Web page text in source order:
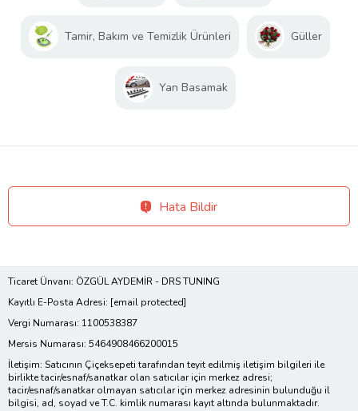
Tamir, Bakım ve Temizlik Ürünleri Güller
Yan Basamak
Hata Bildir
Ticaret Ünvanı: ÖZGÜL AYDEMİR - DRS TUNING
Kayıtlı E-Posta Adresi: [email protected]
Vergi Numarası: 1100538387
Mersis Numarası: 5464908466200015
İletişim: Satıcının Çiçeksepeti tarafından teyit edilmiş iletişim bilgileri ile
birlikte tacir/esnaf/sanatkar olan satıcılar için merkez adresi;
tacir/esnaf/sanatkar olmayan satıcılar için merkez adresinin bulunduğu il
bilgisi, ad, soyad ve T.C. kimlik numarası kayıt altında bulunmaktadır.